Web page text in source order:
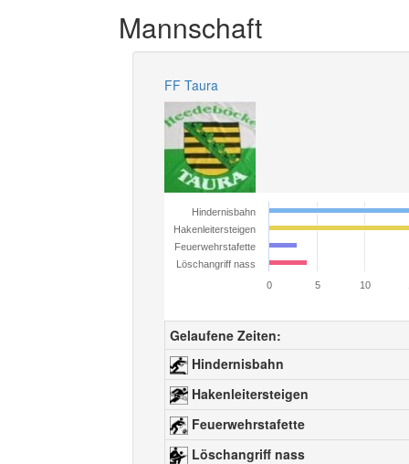
Mannschaft
FF Taura
Hindernisbahn
Hakenleitersteigen
Feuerwehrstafette
Löschangriff nass
0
5 10
Gelaufene Zeiten:
Hindernisbahn
Hakenleitersteigen
Feuerwehrstafette
Löschangriff nass